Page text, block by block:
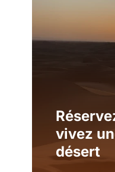
vivez
désert